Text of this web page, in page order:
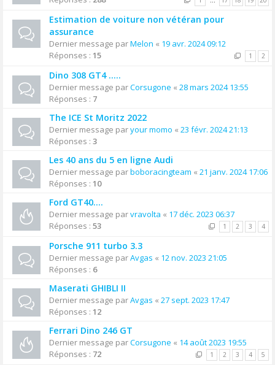
Estimation de voiture non vétéran pour
assurance
Dernier message parMelon « 19 avr. 2024 09:12
Réponses : 15 1 2
Dino 308 GT4 .....
Dernier message parCorsugone « 28 mars 2024 13:55
Réponses : 7
The ICE St Moritz 2022
Dernier message paryour momo « 23 févr. 2024 21:13
Réponses : 3
Les 40 ans du 5 en ligne Audi
Dernier message parboboracingteam « 21 janv. 2024 17:06
Réponses : 10
Ford GT40....
Dernier message parvravolta « 17 déc. 2023 06:37
Réponses : 53 1 2 3 4
Porsche 911 turbo 3.3
Dernier message parAvgas « 12 nov. 2023 21:05
Réponses : 6
Maserati GHIBLI II
Dernier message parAvgas « 27 sept. 2023 17:47
Réponses : 12
Ferrari Dino 246 GT
Dernier message parCorsugone « 14 août 2023 19:55
Réponses : 72 1 2 3 4 5